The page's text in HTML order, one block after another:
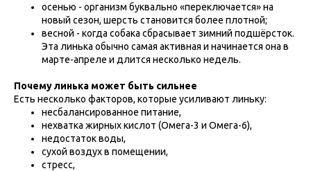
осенью - организм буквально «переключается» на
новый сезон, шерсть становится более плотной;
весной - когда собака сбрасывает зимний подшёрсток.
Эта линька обычно самая активная и начинается она в
марте-апреле и длится несколько недель.
Почему линька может быть сильнее
Есть несколько факторов, которые усиливают линьку:
несбалансированное питание,
нехватка жирных кислот (Омега-3 и Омега-6),
недостаток воды,
сухой воздух в помещении,
стресс,